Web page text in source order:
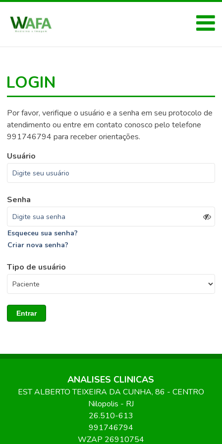
LOGIN
Por favor, verifique o usuário e a senha em seu protocolo de
atendimento ou entre em contato conosco pelo telefone
991746794 para receber orientações.
Usuário
Senha
Esqueceu sua senha?
Criar nova senha?
Tipo de usuário
Entrar
ANALISES CLINICAS
EST ALBERTO TEIXEIRA DA CUNHA, 86 - CENTRO
Nilopolis - RJ
26.510-613
991746794
WZAP 26910754